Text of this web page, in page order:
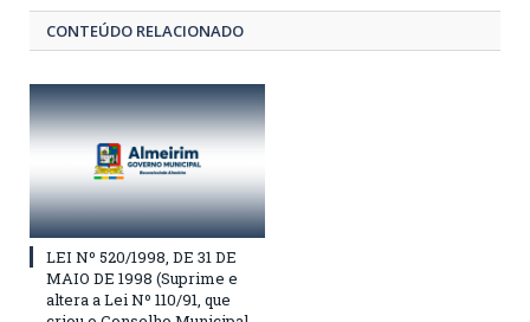
CONTEÚDO RELACIONADO
LEI Nº 520/1998, DE 31 DE
MAIO DE 1998 (Suprime e
altera a Lei Nº 110/91, que